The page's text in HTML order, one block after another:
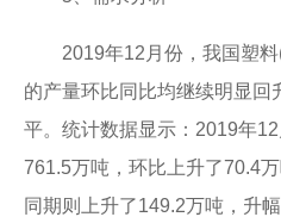
2019年12月份，我国塑料
的产量环比同比均继续明显回
平。统计数据显示：2019年
761.5万吨，环比上升了70.4
同期则上升了149.2万吨，升